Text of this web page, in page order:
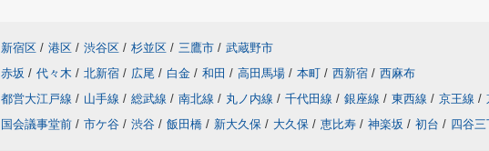
新宿区 / 港区 / 渋谷区 / 杉並区 / 三鷹市 / 武蔵野市
赤坂 / 代々木 / 北新宿 / 広尾 / 白金 / 和田 / 高田馬場 / 本町 / 西新宿 / 西麻布
都営大江戸線 / 山手線 / 総武線 / 南北線 / 丸ノ内線 / 千代田線 / 銀座線 / 東西線 / 京王線 /
国会議事堂前 / 市ケ谷 / 渋谷 / 飯田橋 / 新大久保 / 大久保 / 恵比寿 / 神楽坂 / 初台 / 四谷三